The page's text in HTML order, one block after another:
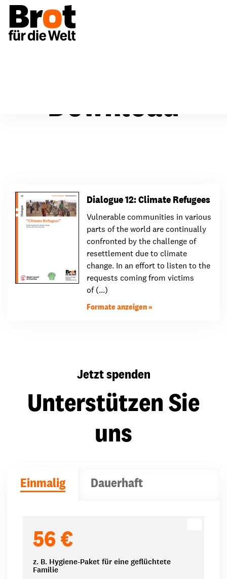
Download
Dialogue 12: Climate Refugees
Vulnerable communities in various
parts of the world are continually
confronted by the challenge of
resettlement due to climate
change. In an effort to listen to the
requests coming from victims
of (...)
Formate anzeigen
Jetzt spenden
Unterstützen Sie
uns
Einmalig Dauerhaft
56 €
z. B. Hygiene-Paket für eine geflüchtete
Familie